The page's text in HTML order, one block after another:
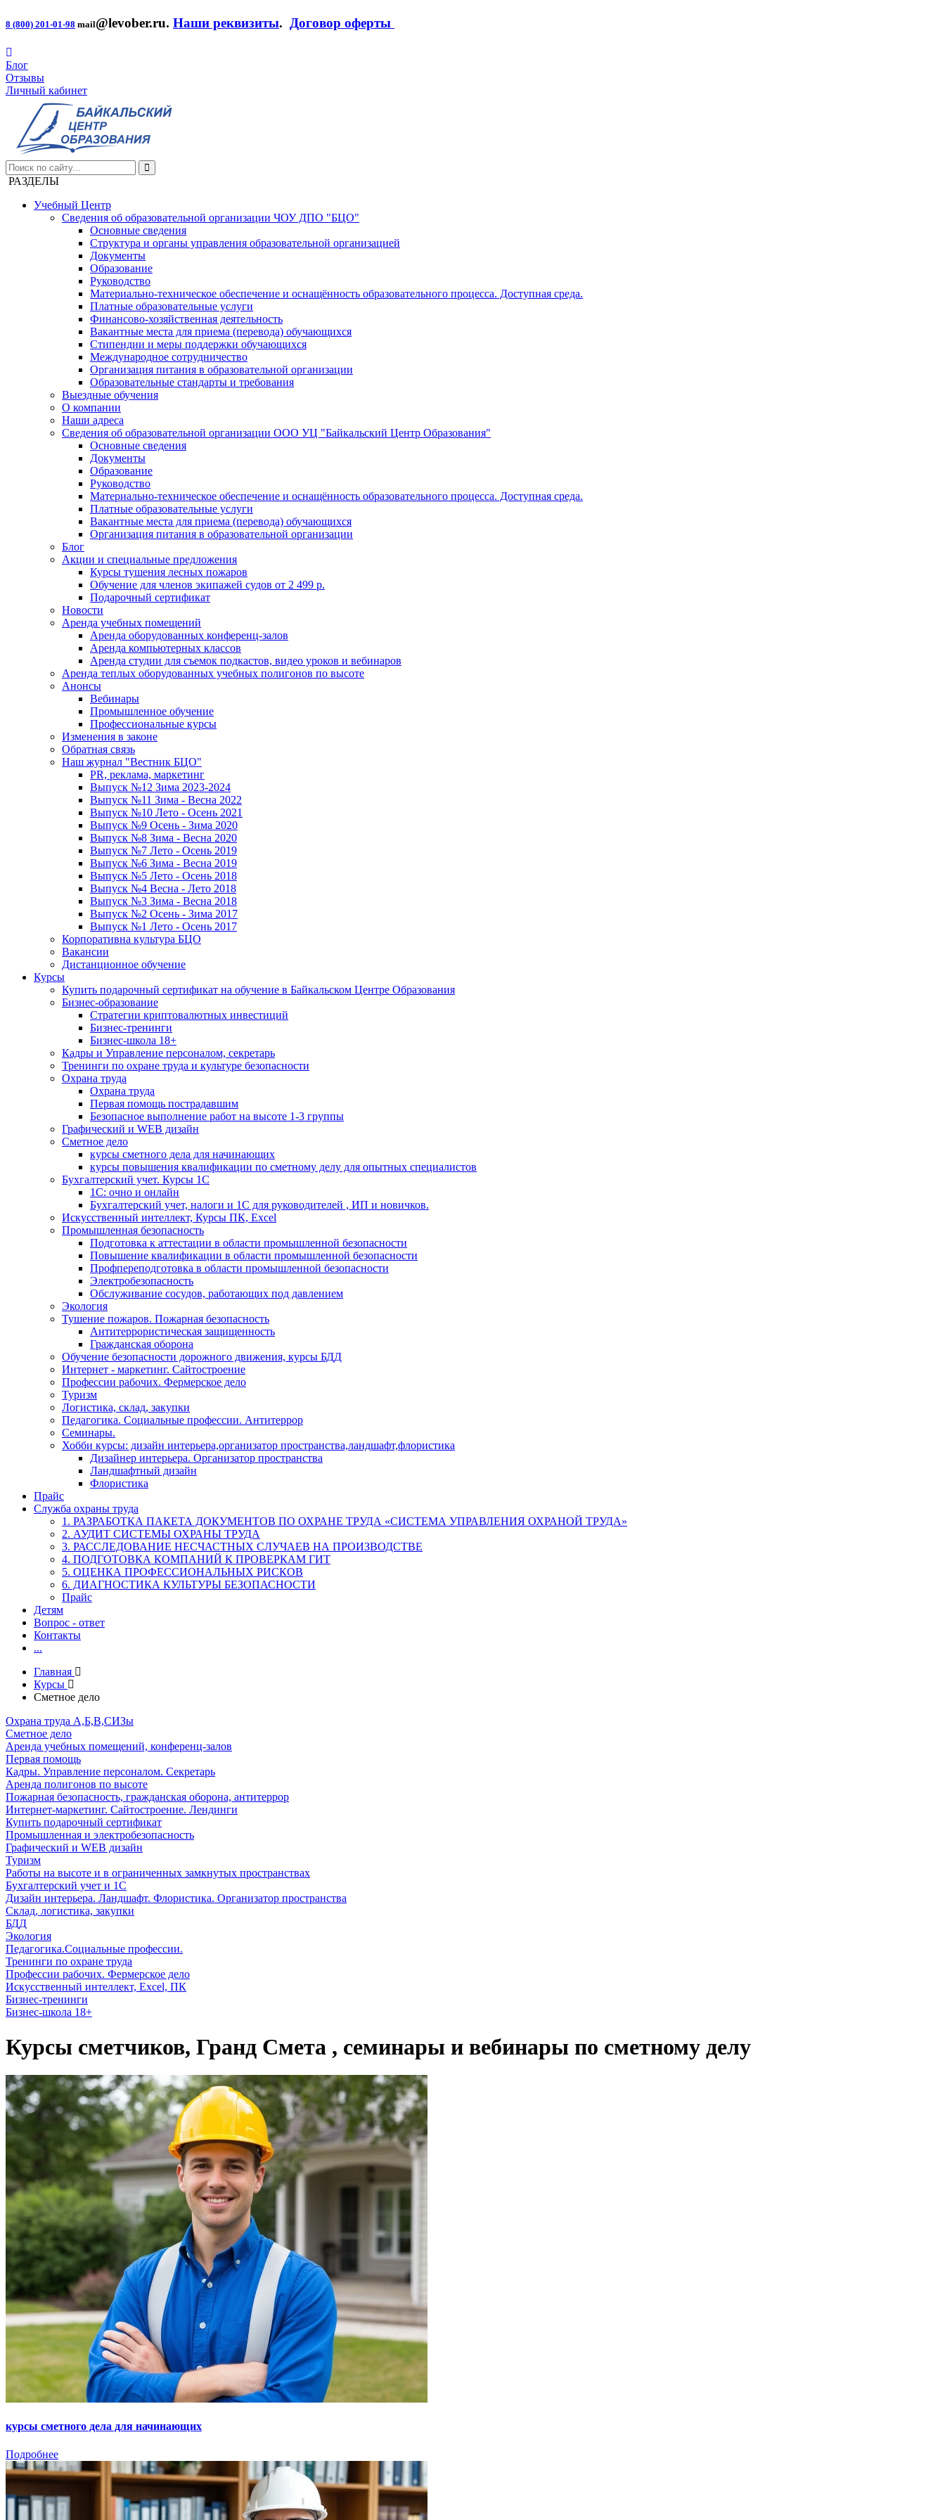
8 (800) 201-01-98 mail@levober.ru. Наши реквизиты. Договор оферты
Блог
Отзывы
Личный кабинет
РАЗДЕЛЫ
Учебный Центр
Сведения об образовательной организации ЧОУ ДПО "БЦО"
Основные сведения
Структура и органы управления образовательной организацией
Документы
Образование
Руководство
Материально-техническое обеспечение и оснащённость образовательного процесса. Доступная среда.
Платные образовательные услуги
Финансово-хозяйственная деятельность
Вакантные места для приема (перевода) обучающихся
Стипендии и меры поддержки обучающихся
Международное сотрудничество
Организация питания в образовательной организации
Образовательные стандарты и требования
Выездные обучения
О компании
Наши адреса
Сведения об образовательной организации ООО УЦ "Байкальский Центр Образования"
Основные сведения
Документы
Образование
Руководство
Материально-техническое обеспечение и оснащённость образовательного процесса. Доступная среда.
Платные образовательные услуги
Вакантные места для приема (перевода) обучающихся
Организация питания в образовательной организации
Блог
Акции и специальные предложения
Курсы тушения лесных пожаров
Обучение для членов экипажей судов от 2 499 р.
Подарочный сертификат
Новости
Аренда учебных помещений
Аренда оборудованных конференц-залов
Аренда компьютерных классов
Аренда студии для съемок подкастов, видео уроков и вебинаров
Аренда теплых оборудованных учебных полигонов по высоте
Анонсы
Вебинары
Промышленное обучение
Профессиональные курсы
Изменения в законе
Обратная связь
Наш журнал "Вестник БЦО"
PR, реклама, маркетинг
Выпуск №12 Зима 2023-2024
Выпуск №11 Зима - Весна 2022
Выпуск №10 Лето - Осень 2021
Выпуск №9 Осень - Зима 2020
Выпуск №8 Зима - Весна 2020
Выпуск №7 Лето - Осень 2019
Выпуск №6 Зима - Весна 2019
Выпуск №5 Лето - Осень 2018
Выпуск №4 Весна - Лето 2018
Выпуск №3 Зима - Весна 2018
Выпуск №2 Осень - Зима 2017
Выпуск №1 Лето - Осень 2017
Корпоративна культура БЦО
Вакансии
Дистанционное обучение
Курсы
Купить подарочный сертификат на обучение в Байкальском Центре Образования
Бизнес-образование
Стратегии криптовалютных инвестиций
Бизнес-тренинги
Бизнес-школа 18+
Кадры и Управление персоналом, секретарь
Тренинги по охране труда и культуре безопасности
Охрана труда
Охрана труда
Первая помощь пострадавшим
Безопасное выполнение работ на высоте 1-3 группы
Графический и WEB дизайн
Сметное дело
курсы сметного дела для начинающих
курсы повышения квалификации по сметному делу для опытных специалистов
Бухгалтерский учет. Курсы 1С
1С: очно и онлайн
Бухгалтерский учет, налоги и 1С для руководителей , ИП и новичков.
Искусственный интеллект, Курсы ПК, Excel
Промышленная безопасность
Подготовка к аттестации в области промышленной безопасности
Повышение квалификации в области промышленной безопасности
Профпереподготовка в области промышленной безопасности
Электробезопасность
Обслуживание сосудов, работающих под давлением
Экология
Тушение пожаров. Пожарная безопасность
Антитеррористическая защищенность
Гражданская оборона
Обучение безопасности дорожного движения, курсы БДД
Интернет - маркетинг. Сайтостроение
Профессии рабочих. Фермерское дело
Туризм
Логистика, склад, закупки
Педагогика. Социальные профессии. Антитеррор
Семинары.
Хобби курсы: дизайн интерьера,организатор пространства,ландшафт,флористика
Дизайнер интерьера. Организатор пространства
Ландшафтный дизайн
Флористика
Прайс
Служба охраны труда
1. РАЗРАБОТКА ПАКЕТА ДОКУМЕНТОВ ПО ОХРАНЕ ТРУДА «СИСТЕМА УПРАВЛЕНИЯ ОХРАНОЙ ТРУДА»
2. АУДИТ СИСТЕМЫ ОХРАНЫ ТРУДА
3. РАССЛЕДОВАНИЕ НЕСЧАСТНЫХ СЛУЧАЕВ НА ПРОИЗВОДСТВЕ
4. ПОДГОТОВКА КОМПАНИЙ К ПРОВЕРКАМ ГИТ
5. ОЦЕНКА ПРОФЕССИОНАЛЬНЫХ РИСКОВ
6. ДИАГНОСТИКА КУЛЬТУРЫ БЕЗОПАСНОСТИ
Прайс
Детям
Вопрос - ответ
Контакты
...
Главная
Курсы
Сметное дело
Охрана труда А,Б,В,СИЗы
Сметное дело
Аренда учебных помещений, конференц-залов
Первая помощь
Кадры. Управление персоналом. Секретарь
Аренда полигонов по высоте
Пожарная безопасность, гражданская оборона, антитеррор
Интернет-маркетинг. Сайтостроение. Лендинги
Купить подарочный сертификат
Промышленная и электробезопасность
Графический и WEB дизайн
Туризм
Работы на высоте и в ограниченных замкнутых пространствах
Бухгалтерский учет и 1С
Дизайн интерьера. Ландшафт. Флористика. Организатор пространства
Склад, логистика, закупки
БДД
Экология
Педагогика.Социальные профессии.
Тренинги по охране труда
Профессии рабочих. Фермерское дело
Искусственный интеллект, Excel, ПК
Бизнес-тренинги
Бизнес-школа 18+
Курсы сметчиков, Гранд Смета , семинары и вебинары по сметному делу
курсы сметного дела для начинающих
Подробнее